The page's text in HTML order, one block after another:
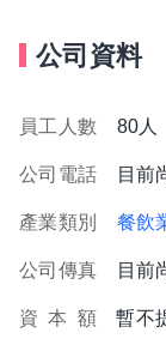
公司資料
員工人數 80人
公司電話 目前
產業類別 餐飲
公司傳真 目前
資 本 額 暫不